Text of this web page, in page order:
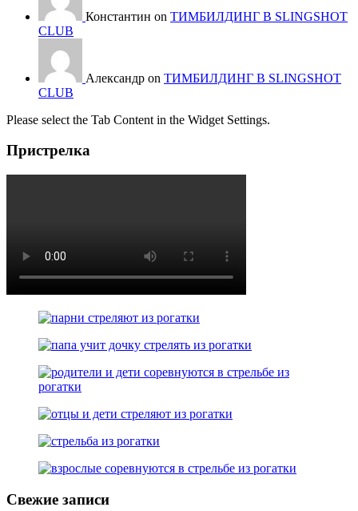
Константин on ТИМБИЛДИНГ В SLINGSHOT
CLUB
Александр on ТИМБИЛДИНГ В SLINGSHOT
CLUB
Please select the Tab Content in the Widget Settings.
Пристрелка
Свежие записи